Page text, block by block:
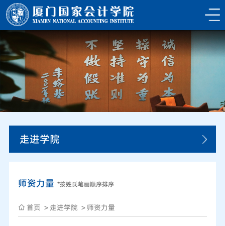
走进学院
师资力量 *按姓氏笔画顺序排序
首页 走进学院 师资力量